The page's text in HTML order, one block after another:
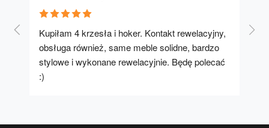
Kupiłam 4 krzesła i hoker. Kontakt rewelacyjny,
obsługa również, same meble solidne, bardzo
stylowe i wykonane rewelacyjnie. Będę polecać
:)
A